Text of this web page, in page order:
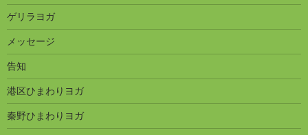
ゲリラヨガ
メッセージ
告知
港区ひまわりヨガ
秦野ひまわりヨガ